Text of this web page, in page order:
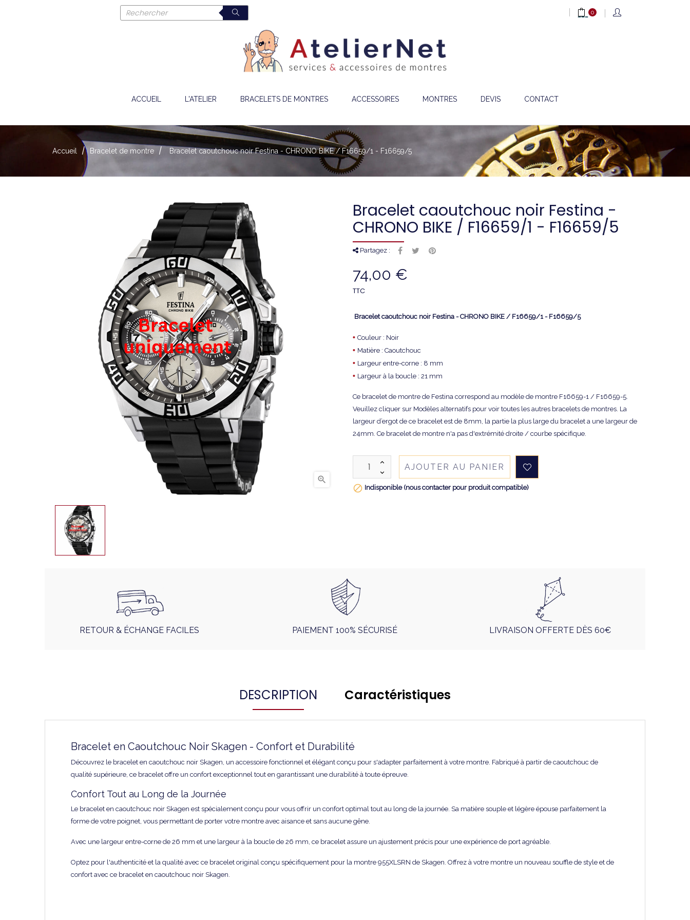
0
ACCUEIL L'ATELIER BRACELETS DE MONTRES ACCESSOIRES MONTRES DEVIS CONTACT
Accueil Bracelet de montre Bracelet caoutchouc noir Festina - CHRONO BIKE / F16659/1 - F16659/5

Bracelet caoutchouc noir Festina -
CHRONO BIKE / F16659/1 - F16659/5
Partagez :
74,00 €
TTC
Bracelet caoutchouc noir Festina - CHRONO BIKE / F16659/1 - F16659/5
• Couleur : Noir
• Matière : Caoutchouc
• Largeur entre-corne : 8 mm
• Largeur à la boucle : 21 mm
Ce bracelet de montre de Festina correspond au modèle de montre F16659-1 / F16659-5.
Veuillez cliquer sur Modèles alternatifs pour voir toutes les autres bracelets de montres. La
largeur d’ergot de ce bracelet est de 8mm, la partie la plus large du bracelet a une largeur de
24mm. Ce bracelet de montre n'a pas d'extrémité droite / courbe spécifique.
AJOUTER AU PANIER
 Indisponible (nous contacter pour produit compatible)
RETOUR & ÉCHANGE FACILES PAIEMENT 100% SÉCURISÉ LIVRAISON OFFERTE DÈS 60€
DESCRIPTION Caractéristiques
Bracelet en Caoutchouc Noir Skagen - Confort et Durabilité
Découvrez le bracelet en caoutchouc noir Skagen, un accessoire fonctionnel et élégant conçu pour s'adapter parfaitement à votre montre. Fabriqué à partir de caoutchouc de
qualité supérieure, ce bracelet offre un confort exceptionnel tout en garantissant une durabilité à toute épreuve.
Confort Tout au Long de la Journée
Le bracelet en caoutchouc noir Skagen est spécialement conçu pour vous offrir un confort optimal tout au long de la journée. Sa matière souple et légère épouse parfaitement la
forme de votre poignet, vous permettant de porter votre montre avec aisance et sans aucune gêne.
Avec une largeur entre-corne de 26 mm et une largeur à la boucle de 26 mm, ce bracelet assure un ajustement précis pour une expérience de port agréable.
Optez pour l'authenticité et la qualité avec ce bracelet original conçu spécifiquement pour la montre 955XLSRN de Skagen. Offrez à votre montre un nouveau souffle de style et de
confort avec ce bracelet en caoutchouc noir Skagen.